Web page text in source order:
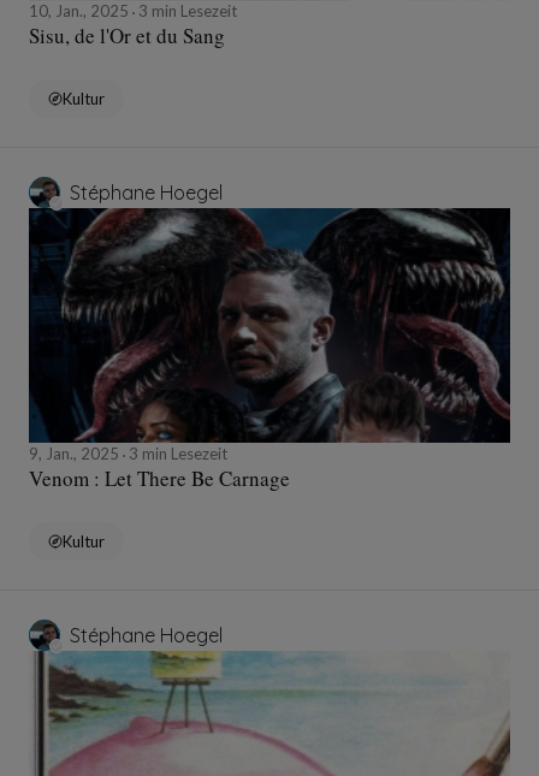
10, Jan., 2025 3 min Lesezeit
Sisu, de l'Or et du Sang
Kultur
Stéphane Hoegel
9, Jan., 2025 3 min Lesezeit
Venom : Let There Be Carnage
Kultur
Stéphane Hoegel